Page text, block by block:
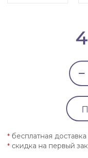
* бесплатная
* скидка на первый